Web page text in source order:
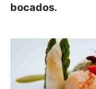
bocados.